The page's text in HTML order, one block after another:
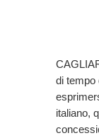
di tempo
italiano,